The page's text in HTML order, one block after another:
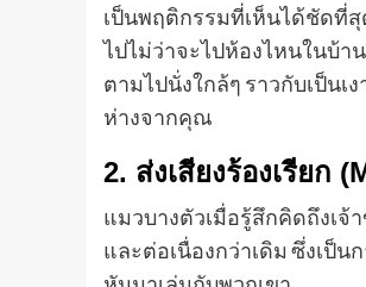
เป็นพฤติกรรมที่เห็นได้ชัดที่
ไปไม่ว่าจะไปห้องไหนในบ้า
ตามไปนั่งใกล้ๆ ราวกับเป็น
ห่างจากคุณ
2. ส่งเสียงร้องเรียก
แมวบางตัวเมื่อรู้สึกคิดถึงเจ้
และต่อเนื่องกว่าเดิม ซึ่งเป็